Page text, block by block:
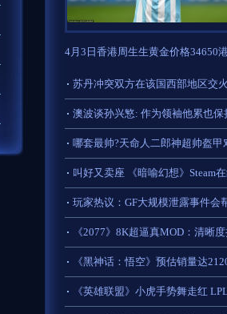
苏丹冲突双方在该国西部地区交
澳波谈孙兴慜: 作为领袖他累也
哪套最帅?天命人二郎神超帅盔甲
叫好又卖座 《暗喻幻想》Steam
玩家热议：GF大规模泄露事件会
《2077》8K超逼真MOD：清晰
《黑神话：悟空》预估销量达
《英雄联盟》小虎手势舞走红